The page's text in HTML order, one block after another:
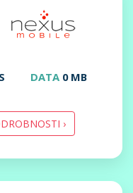
DATA 0 MB
›